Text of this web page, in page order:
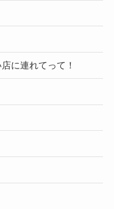
に連れてって！